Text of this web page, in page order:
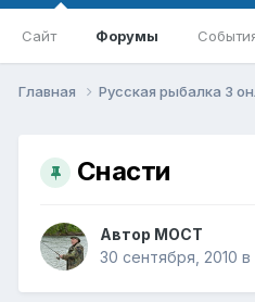
Сайт Форумы
Главная Русская рыбалка 3
Снасти
Автор MOCT
30 сентября, 2010 в